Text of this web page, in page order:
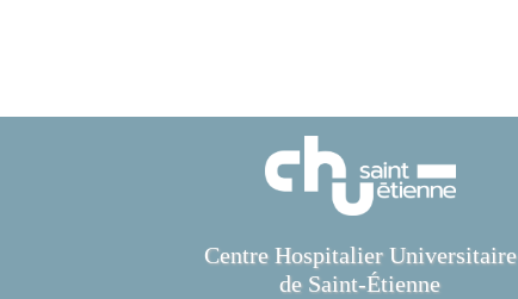
Centre Hospitalier Universitaire
de Saint-Étienne